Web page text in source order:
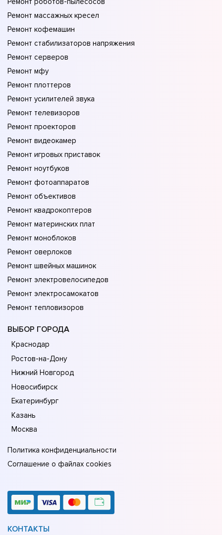
Ремонт массажных кресел
Ремонт кофемашин
Ремонт стабилизаторов напряжения
Ремонт серверов
Ремонт мфу
Ремонт плоттеров
Ремонт усилителей звука
Ремонт телевизоров
Ремонт проекторов
Ремонт видеокамер
Ремонт игровых приставок
Ремонт ноутбуков
Ремонт фотоаппаратов
Ремонт объективов
Ремонт квадрокоптеров
Ремонт материнских плат
Ремонт моноблоков
Ремонт оверлоков
Ремонт швейных машинок
Ремонт электровелосипедов
Ремонт электросамокатов
Ремонт тепловизоров
ВЫБОР ГОРОДА
Краснодар
Ростов-на-Дону
Нижний Новгород
Новосибирск
Екатеринбург
Казань
Москва
Политика конфиденциальности
Соглашение о файлах cookies
КОНТАКТЫ